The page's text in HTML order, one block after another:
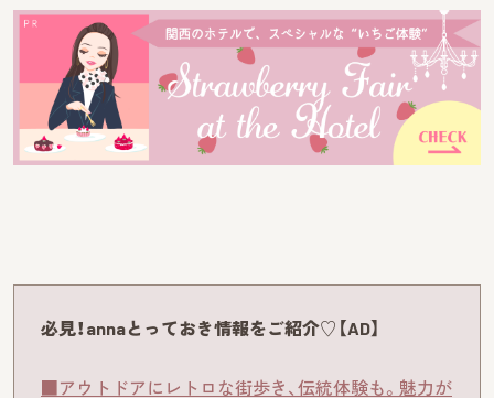
必見！annaとっておき情報をご紹介♡【AD】
■アウトドアにレトロな街歩き、伝統体験も。魅力が